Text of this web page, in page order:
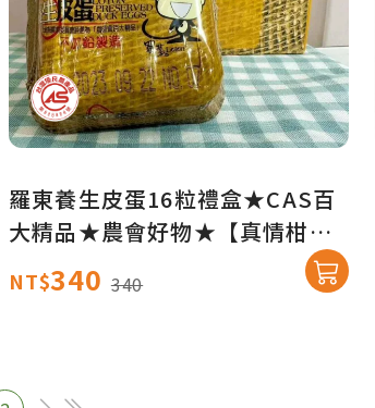
羅東養生皮蛋16粒禮盒★CAS百
大精品★農會好物★【真情柑仔
店】
NT$340 340